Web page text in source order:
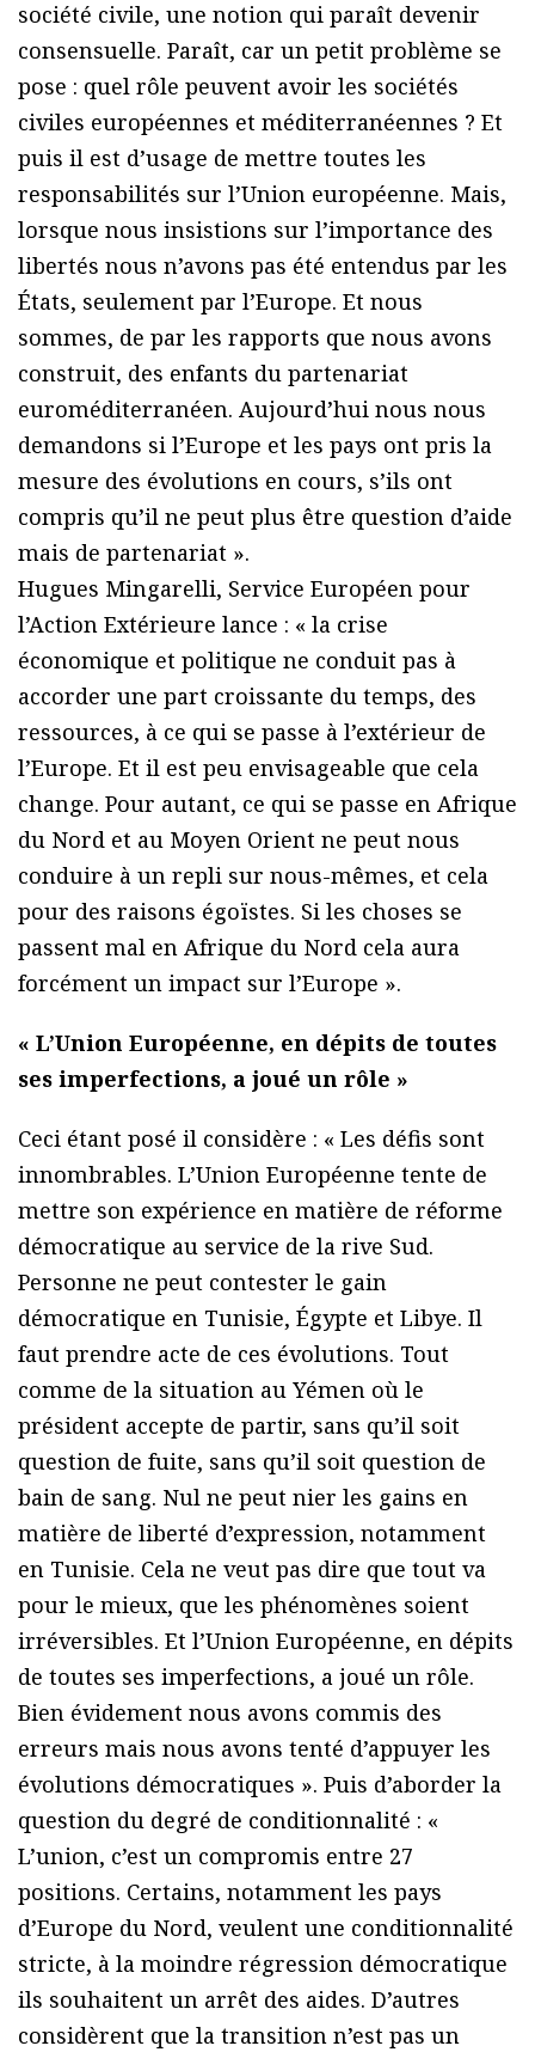
société civile, une notion qui paraît devenir
consensuelle. Paraît, car un petit problème se
pose : quel rôle peuvent avoir les sociétés
civiles européennes et méditerranéennes ? Et
puis il est d’usage de mettre toutes les
responsabilités sur l’Union européenne. Mais,
lorsque nous insistions sur l’importance des
libertés nous n’avons pas été entendus par les
États, seulement par l’Europe. Et nous
sommes, de par les rapports que nous avons
construit, des enfants du partenariat
euroméditerranéen. Aujourd’hui nous nous
demandons si l’Europe et les pays ont pris la
mesure des évolutions en cours, s’ils ont
compris qu’il ne peut plus être question d’aide
mais de partenariat ».
Hugues Mingarelli, Service Européen pour
l’Action Extérieure lance : « la crise
économique et politique ne conduit pas à
accorder une part croissante du temps, des
ressources, à ce qui se passe à l’extérieur de
l’Europe. Et il est peu envisageable que cela
change. Pour autant, ce qui se passe en Afrique
du Nord et au Moyen Orient ne peut nous
conduire à un repli sur nous-mêmes, et cela
pour des raisons égoïstes. Si les choses se
passent mal en Afrique du Nord cela aura
forcément un impact sur l’Europe ».
« L’Union Européenne, en dépits de toutes
ses imperfections, a joué un rôle »
Ceci étant posé il considère : « Les défis sont
innombrables. L’Union Européenne tente de
mettre son expérience en matière de réforme
démocratique au service de la rive Sud.
Personne ne peut contester le gain
démocratique en Tunisie, Égypte et Libye. Il
faut prendre acte de ces évolutions. Tout
comme de la situation au Yémen où le
président accepte de partir, sans qu’il soit
question de fuite, sans qu’il soit question de
bain de sang. Nul ne peut nier les gains en
matière de liberté d’expression, notamment
en Tunisie. Cela ne veut pas dire que tout va
pour le mieux, que les phénomènes soient
irréversibles. Et l’Union Européenne, en dépits
de toutes ses imperfections, a joué un rôle.
Bien évidement nous avons commis des
erreurs mais nous avons tenté d’appuyer les
évolutions démocratiques ». Puis d’aborder la
question du degré de conditionnalité : «
L’union, c’est un compromis entre 27
positions. Certains, notamment les pays
d’Europe du Nord, veulent une conditionnalité
stricte, à la moindre régression démocratique
ils souhaitent un arrêt des aides. D’autres
considèrent que la transition n’est pas un